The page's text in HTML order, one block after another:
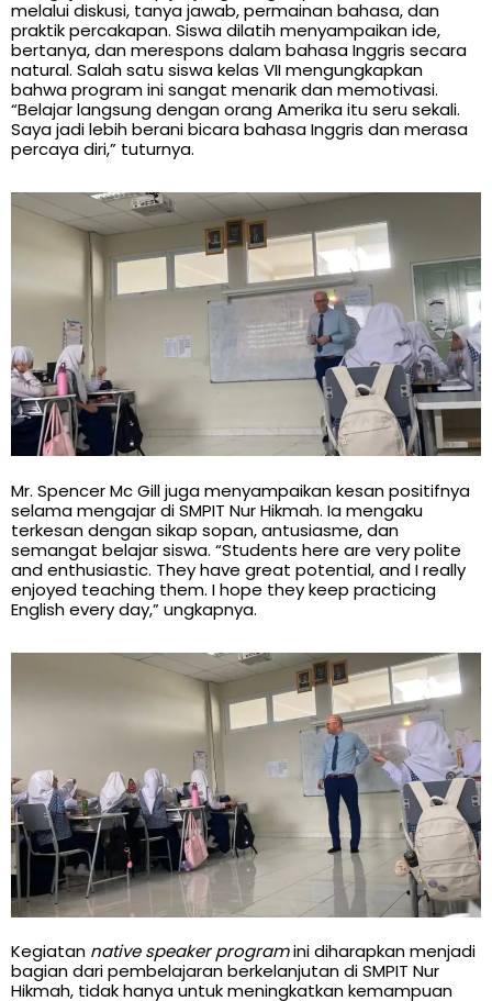
melalui diskusi, tanya jawab, permainan bahasa, dan
praktik percakapan. Siswa dilatih menyampaikan ide,
bertanya, dan merespons dalam bahasa Inggris secara
natural. Salah satu siswa kelas VII mengungkapkan
bahwa program ini sangat menarik dan memotivasi.
“Belajar langsung dengan orang Amerika itu seru sekali.
Saya jadi lebih berani bicara bahasa Inggris dan merasa
percaya diri,” tuturnya.
Mr. Spencer Mc Gill juga menyampaikan kesan positifnya
selama mengajar di SMPIT Nur Hikmah. Ia mengaku
terkesan dengan sikap sopan, antusiasme, dan
semangat belajar siswa. “Students here are very polite
and enthusiastic. They have great potential, and I really
enjoyed teaching them. I hope they keep practicing
English every day,” ungkapnya.
Kegiatan native speaker programini diharapkan menjadi
bagian dari pembelajaran berkelanjutan di SMPIT Nur
Hikmah, tidak hanya untuk meningkatkan kemampuan